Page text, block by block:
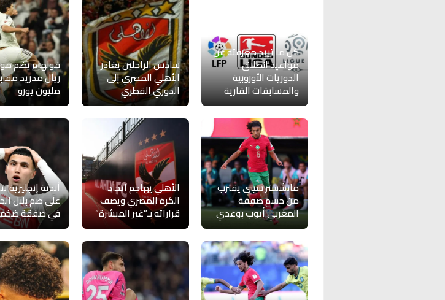
كل ما تريد معرفته عن
مواعيد انطلاق
الدوريات الأوروبية
والمسابقات القارية
سادس الراحلين يغادر
الأهلي المصري إلى
الدوري القطري
فولهام يضم
مليون يورو
مانشستر سيتي يقترب
من حسم صفقة
المغربي أيوب بوعدي
الأهلي يهاجم اتحاد
الكرة المصري ويصف
قراراته بـ”غير المبشرة”
أندية إنجليزية
على ضم بلال
في صفقة